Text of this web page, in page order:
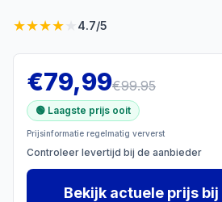
★★★★ 4.7/5
€79,99€99.95
🟢 Laagste prijs ooit
Prijsinformatie regelmatig ververst
Controleer levertijd bij de aanbieder
Bekijk actuele prijs bij